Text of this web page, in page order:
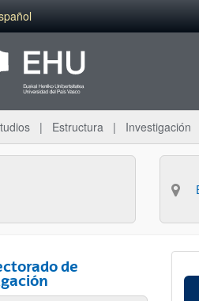
Estructura Investigación
de